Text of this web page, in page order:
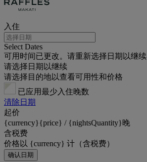
入住
Select Dates
可用时间已更改。请重新选择日期以继续
请选择日期以继续
请选择目的地以查看可用性和价格
已应用最少入住晚数
清除日期
起价
{currency}{price} / {nightsQuantity}晚
含税费
价格以 {currency} 计（含税费）
确认日期